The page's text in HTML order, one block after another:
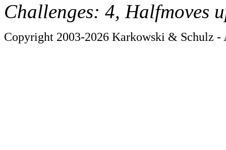
Challenges: 4, Halfmoves
Copyright 2003-2026 Karkowski & Schulz